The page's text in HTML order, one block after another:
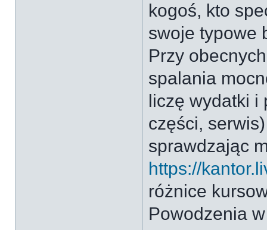
kogoś, kto
swoje typowe
Przy
spalania
liczę wydatki i
części,
sprawdzając
https://
różnice
Powodzenia